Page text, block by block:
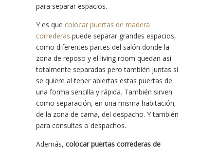
para separar espacios.
Y es que colocar puertas de madera
correderas puede separar grandes espacios,
como diferentes partes del salón donde la
zona de reposo y el living room quedan así
totalmente separadas pero también juntas si
se quiere al tener abiertas estas puertas de
una forma sencilla y rápida. También sirven
como separación, en una misma habitación,
de la zona de cama, del despacho. Y también
para consultas o despachos.
Además, colocar puertas correderas de